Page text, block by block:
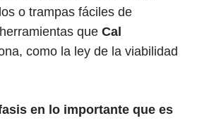
o trampas fáciles de
que Cal
como la ley de la viabilidad
en lo importante que es